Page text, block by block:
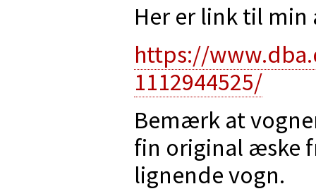
Her er link til min
https://
1112944525/
Bemærk at
fin original æske
lignende vogn.